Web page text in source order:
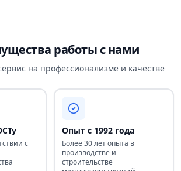
работы с нами
на профессионализме и качестве
с
Опыт с 1992 года
Более 30 лет опыта в
производстве и
строительстве